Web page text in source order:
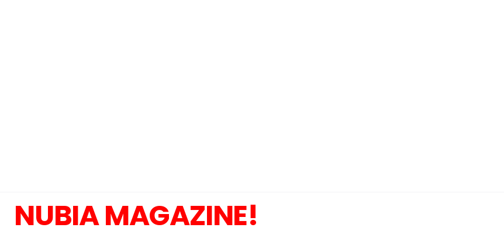
NUBIA MAGAZINE!